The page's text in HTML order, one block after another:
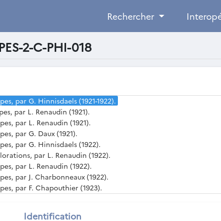
Rechercher
2-C-PHI-018
architecturaux de Philippes (s.d.).
par P. Collart (s.d.).
et fouilles de Philippes, par Ch. Avezou (1914).
et de Dikili Tash, par L. Renaudin (1920).
et de Dikili Tash, par L. Renaudin (1920).
par L. Renaudin (1920).
par G. Hinnisdaels (1921).
par G. Hinnisdaels (1921-1922).
par L. Renaudin (1921).
par L. Renaudin (1921).
par G. Daux (1921).
par G. Hinnisdaels (1922).
par L. Renaudin (1922).
par L. Renaudin (1922).
par J. Charbonneaux (1922).
par F. Chapouthier (1923).
et de Thasos, par P. Collart (1927).
Identification